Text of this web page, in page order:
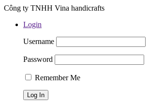
Công ty TNHH Vina handicrafts
Login
Username
Password
Remember Me